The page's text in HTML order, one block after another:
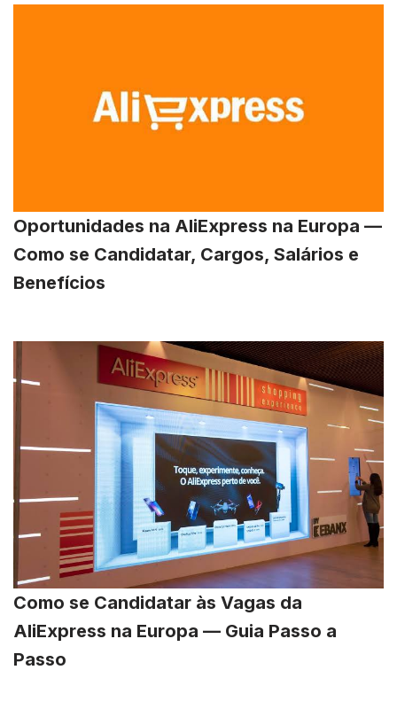
Oportunidades na AliExpress na Europa —
Como se Candidatar, Cargos, Salários e
Benefícios
Como se Candidatar às Vagas da
AliExpress na Europa — Guia Passo a
Passo